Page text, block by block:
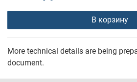
В корзину
More technical details are being
document.